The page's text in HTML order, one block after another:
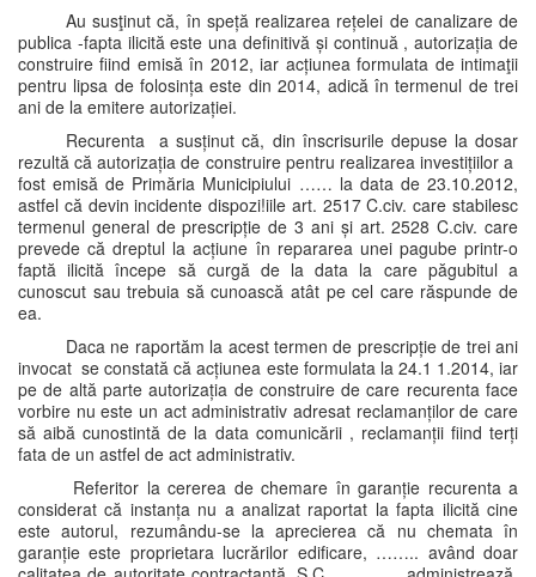
Au susţinut că, în speță realizarea rețelei de canalizare de
publica -fapta ilicită este una definitivă și continuă , autorizația de
construire fiind emisă în 2012, iar acțiunea formulata de intimaţii
pentru lipsa de folosința este din 2014, adică în termenul de trei
ani de la emitere autorizației.
Recurenta a susținut că, din înscrisurile depuse la dosar
rezultă că autorizația de construire pentru realizarea investițiilor a
fost emisă de Primăria Municipiului …… la data de 23.10.2012,
astfel că devin incidente dispozi!iile art. 2517 C.civ. care stabilesc
termenul general de prescripție de 3 ani și art. 2528 C.civ. care
prevede că dreptul la acțiune în repararea unei pagube printr-o
faptă ilicită începe să curgă de la data la care păgubitul a
cunoscut sau trebuia să cunoască atât pe cel care răspunde de
ea.
Daca ne raportăm la acest termen de prescripție de trei ani
invocat se constată că acțiunea este formulata la 24.1 1.2014, iar
pe de altă parte autorizația de construire de care recurenta face
vorbire nu este un act administrativ adresat reclamanților de care
să aibă cunostintă de la data comunicării , reclamanții fiind terți
fata de un astfel de act administrativ.
Referitor la cererea de chemare în garanție recurenta a
considerat că instanța nu a analizat raportat la fapta ilicită cine
este autorul, rezumându-se la aprecierea că nu chemata în
garanție este proprietara lucrărilor edificare, …….. având doar